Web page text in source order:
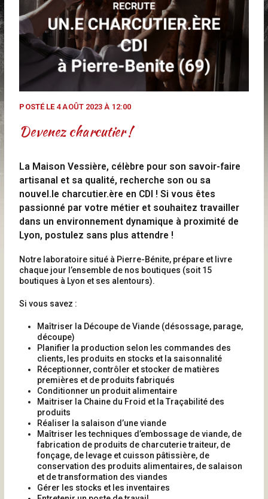
POSTÉ LE 4 AOÛT 2023 À 12:00
Devenez charcutier !
La Maison Vessière, célèbre pour son savoir-faire
artisanal et sa qualité, recherche son ou sa
nouvel.le charcutier.ère en CDI ! Si vous êtes
passionné par votre métier et souhaitez travailler
dans un environnement dynamique à proximité de
Lyon, postulez sans plus attendre !
Notre laboratoire situé à Pierre-Bénite, prépare et livre
chaque jour l’ensemble de nos boutiques (soit 15
boutiques à Lyon et ses alentours).
Si vous savez :
Maîtriser la Découpe de Viande (désossage, parage,
découpe)
Planifier la production selon les commandes des
clients, les produits en stocks et la saisonnalité
Réceptionner, contrôler et stocker de matières
premières et de produits fabriqués
Conditionner un produit alimentaire
Maitriser la Chaine du Froid et la Traçabilité des
produits
Réaliser la salaison d’une viande
Maîtriser les techniques d’embossage de viande, de
fabrication de produits de charcuterie traiteur, de
fonçage, de levage et cuisson pâtissière, de
conservation des produits alimentaires, de salaison
et de transformation des viandes
Gérer les stocks et les inventaires